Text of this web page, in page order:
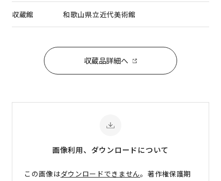
収蔵館 和歌山県立近代美術館
収蔵品詳細へ
画像利用、ダウンロードについて
この画像はダウンロードできません。著作権保護期